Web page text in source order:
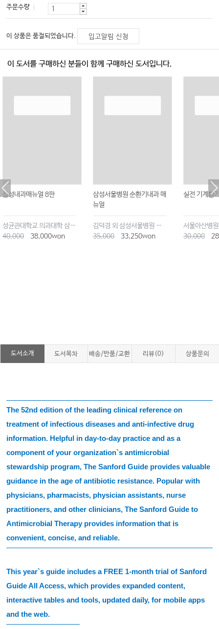
주문수량
이 상품은 품절되었습니다. 입고알림 신청
이 도서를 구매하신 분들이 함께 구매하신 도서입니다.
삼성내과매뉴얼 8판
성균관대학교 의과대학 삼성서울병원 내과
40,000
38,000won
삼성서울병원 순환기내과 매
뉴얼
김덕경 외 삼성서울병원 순환기내과 교수진
35,000
33,250won
실전 기계환
30,000
도서소개 도서목차 배송/반품/교환 리뷰(0) 상품문의
The 52nd edition of the leading clinical reference on
treatment of infectious diseases and anti-infective drug
information. Helpful in day-to-day practice and as a
component of your organization`s antimicrobial
stewardship program, The Sanford Guide provides valuable
guidance in the age of antibiotic resistance. Popular with
physicians, pharmacists, physician assistants, nurse
practitioners, and other clinicians, The Sanford Guide to
Antimicrobial Therapy provides information that is
convenient, concise, and reliable.
This year`s guide includes a FREE 1-month trial of Sanford
Guide All Access, which provides expanded content,
interactive tables and tools, updated daily, for mobile apps
and the web.